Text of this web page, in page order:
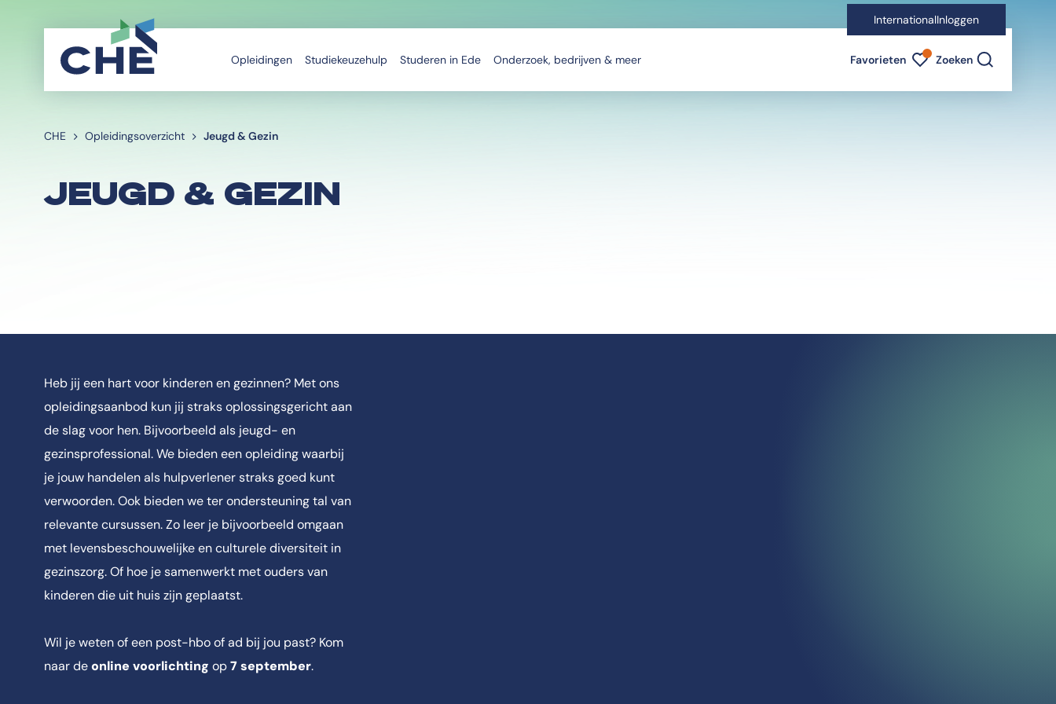
InternationalInloggen
Opleidingen Studiekeuzehulp Studeren in Ede Onderzoek, bedrijven & meer Favorieten Favorieten indicator
Zoeken
CHE Opleidingsoverzicht Jeugd & Gezin
JEUGD & GEZIN
Heb jij een hart voor kinderen en gezinnen? Met ons
opleidingsaanbod kun jij straks oplossingsgericht aan
de slag voor hen. Bijvoorbeeld als jeugd- en
gezinsprofessional. We bieden een opleiding waarbij
je jouw handelen als hulpverlener straks goed kunt
verwoorden. Ook bieden we ter ondersteuning tal van
relevante cursussen. Zo leer je bijvoorbeeld omgaan
met levensbeschouwelijke en culturele diversiteit in
gezinszorg. Of hoe je samenwerkt met ouders van
kinderen die uit huis zijn geplaatst.
Wil je weten of een post-hbo of ad bij jou past? Kom
naar deonline voorlichting op7 september.